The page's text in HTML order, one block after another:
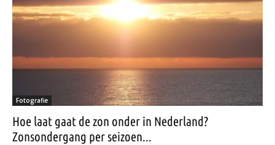
Fotografie
Hoe laat gaat de zon onder in Nederland?
Zonsondergang per seizoen...